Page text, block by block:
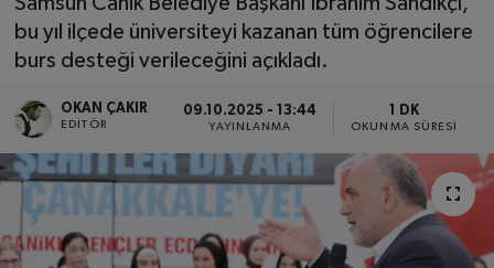
bu yıl ilçede üniversiteyi kazanan tüm öğrencilere
burs desteği verileceğini açıkladı.
OKAN ÇAKIR
EDITÖR
09.10.2025 - 13:44
YAYINLANMA
1 DK
OKUNMA SÜRESI
SPOR
TEKNOLOJİ
YAŞAM
YEMEK